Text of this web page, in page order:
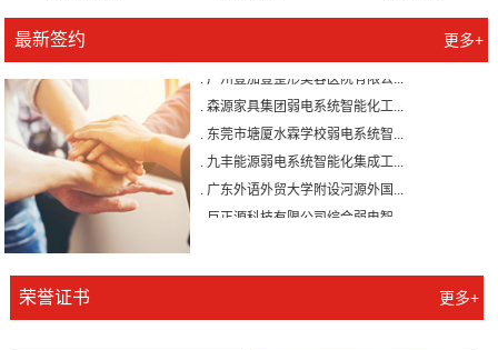
最新签约 更多+
. 广州壹加壹整形美容医院有限公...
荣誉证书 更多+